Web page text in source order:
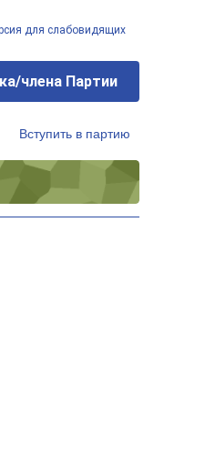
для слабовидящих
члена Партии
Вступить в партию